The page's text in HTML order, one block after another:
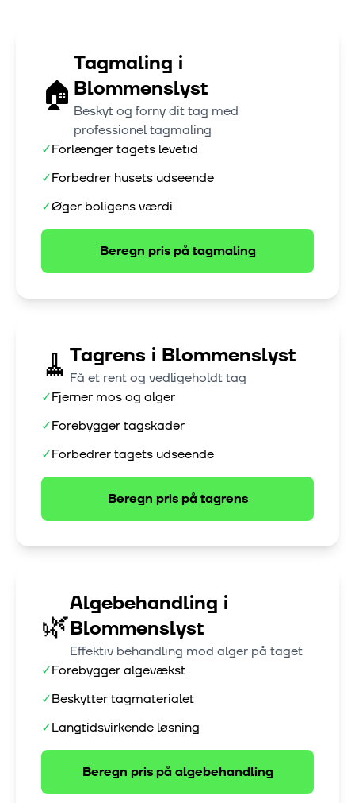
🏠
Tagmaling i
Blommenslyst
Beskyt og forny dit tag med
professionel tagmaling
✓Forlænger tagets levetid
✓Forbedrer husets udseende
✓Øger boligens værdi
Beregn pris påtagmaling
🧹 Tagrens i Blommenslyst
Få et rent og vedligeholdt tag
✓Fjerner mos og alger
✓Forebygger tagskader
✓Forbedrer tagets udseende
Beregn pris påtagrens
🌿
Algebehandling i
Blommenslyst
Effektiv behandling mod alger på taget
✓Forebygger algevækst
✓Beskytter tagmaterialet
✓Langtidsvirkende løsning
Beregn pris påalgebehandling